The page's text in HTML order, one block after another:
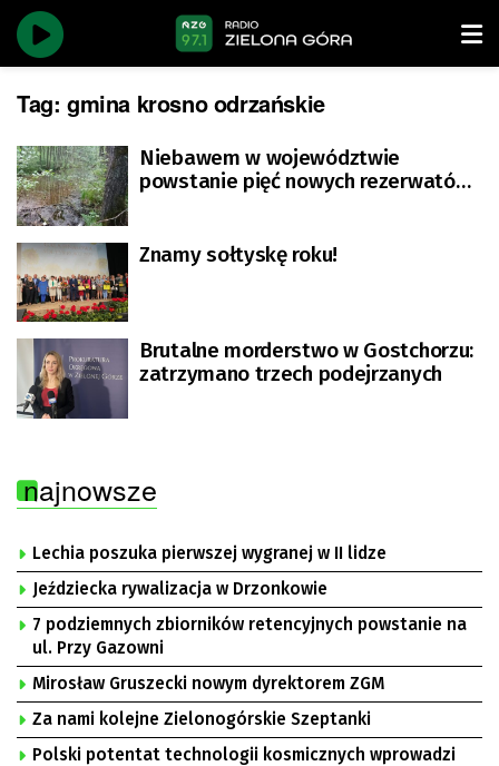
Tag: gmina krosno odrzańskie
Niebawem w województwie
powstanie pięć nowych rezerwatów
Znamy sołtyskę roku!
Brutalne morderstwo w Gostchorzu:
zatrzymano trzech podejrzanych
najnowsze
Lechia poszuka pierwszej wygranej w II lidze
Jeździecka rywalizacja w Drzonkowie
7 podziemnych zbiorników retencyjnych powstanie na
ul. Przy Gazowni
Mirosław Gruszecki nowym dyrektorem ZGM
Za nami kolejne Zielonogórskie Szeptanki
Polski potentat technologii kosmicznych wprowadzi